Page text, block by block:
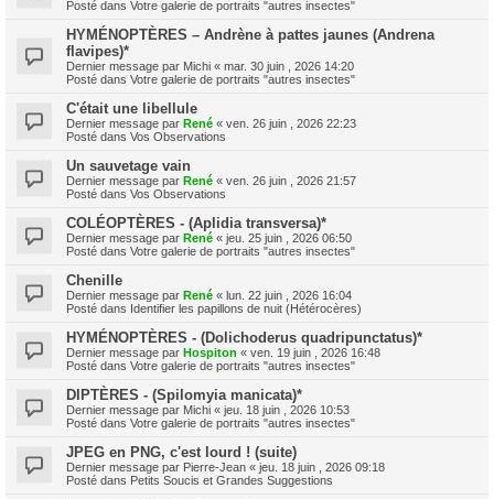
Posté dans Votre galerie de portraits "autres insectes"
HYMÉNOPTÈRES – Andrène à pattes jaunes (Andrena
flavipes)*
Dernier message par Michi « mar. 30 juin , 2026 14:20
Posté dans Votre galerie de portraits "autres insectes"
C'était une libellule
Dernier message par René « ven. 26 juin , 2026 22:23
Posté dans Vos Observations
Un sauvetage vain
Dernier message par René « ven. 26 juin , 2026 21:57
Posté dans Vos Observations
COLÉOPTÈRES - (Aplidia transversa)*
Dernier message par René « jeu. 25 juin , 2026 06:50
Posté dans Votre galerie de portraits "autres insectes"
Chenille
Dernier message par René « lun. 22 juin , 2026 16:04
Posté dans Identifier les papillons de nuit (Hétérocères)
HYMÉNOPTÈRES - (Dolichoderus quadripunctatus)*
Dernier message par Hospiton « ven. 19 juin , 2026 16:48
Posté dans Votre galerie de portraits "autres insectes"
DIPTÈRES - (Spilomyia manicata)*
Dernier message par Michi « jeu. 18 juin , 2026 10:53
Posté dans Votre galerie de portraits "autres insectes"
JPEG en PNG, c'est lourd ! (suite)
Dernier message par Pierre-Jean « jeu. 18 juin , 2026 09:18
Posté dans Petits Soucis et Grandes Suggestions